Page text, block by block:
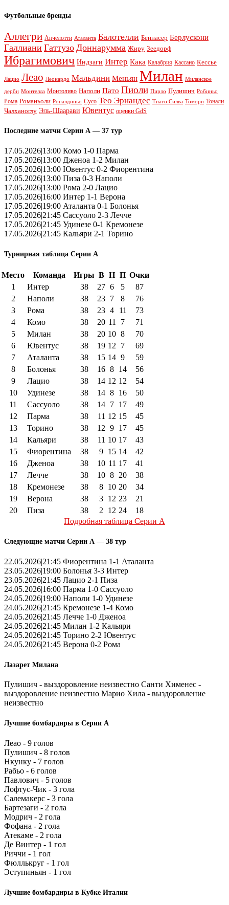
Футбольные бренды
Аллегри Анчелотти Аталанта Балотелли Беннасер Берлускони
Галлиани Гаттузо Доннарумма Жиру Зеедорф
Ибрагимович Индзаги Интер Кака Калабрия Кассано Кессье
Лацио Леао Леонардо Мальдини Меньян Милан Миланское
дерби Монтелла Монтоливо Наполи Пато Пиоли Пирло Пулишич Робиньо
Рома Романьоли Роналдиньо Сусо Тео Эрнандес Тиаго Силва Томори Тонали
Чалханоглу Эль-Шаарави Ювентус оценки GdS
Последние матчи Серии А — 37 тур
17.05.2026|13:00 Комо 1-0 Парма
17.05.2026|13:00 Дженоа 1-2 Милан
17.05.2026|13:00 Ювентус 0-2 Фиорентина
17.05.2026|13:00 Пиза 0-3 Наполи
17.05.2026|13:00 Рома 2-0 Лацио
17.05.2026|16:00 Интер 1-1 Верона
17.05.2026|19:00 Аталанта 0-1 Болонья
17.05.2026|21:45 Сассуоло 2-3 Лечче
17.05.2026|21:45 Удинезе 0-1 Кремонезе
17.05.2026|21:45 Кальяри 2-1 Торино
Турнирная таблица Серии А
Место Команда Игры В Н П Очки
1
Интер 38 27 6 5
87
2
Наполи 38 23 7 8
76
3
Рома 38 23 4 11
73
4
Комо 38 20 11 7
71
5
Милан 38 20 10 8
70
6
Ювентус 38 19 12 7
69
7
Аталанта 38 15 14 9
59
8
Болонья 38 16 8 14
56
9
Лацио 38 14 12 12
54
10
Удинезе 38 14 8 16
50
11
Сассуоло 38 14 7 17
49
12
Парма 38 11 12 15
45
13
Торино 38 12 9 17
45
14
Кальяри 38 11 10 17
43
15
Фиорентина 38 9 15 14
42
16
Дженоа 38 10 11 17
41
17
Лечче 38 10 8 20
38
18
Кремонезе 38 8 10 20
34
19
Верона 38 3 12 23
21
20
Пиза 38 2 12 24
18
Подробная таблица Серии А
Следующие матчи Серии А — 38 тур
22.05.2026|21:45 Фиорентина 1-1 Аталанта
23.05.2026|19:00 Болонья 3-3 Интер
23.05.2026|21:45 Лацио 2-1 Пиза
24.05.2026|16:00 Парма 1-0 Сассуоло
24.05.2026|19:00 Наполи 1-0 Удинезе
24.05.2026|21:45 Кремонезе 1-4 Комо
24.05.2026|21:45 Лечче 1-0 Дженоа
24.05.2026|21:45 Милан 1-2 Кальяри
24.05.2026|21:45 Торино 2-2 Ювентус
24.05.2026|21:45 Верона 0-2 Рома
Лазарет Милана
Пулишич - выздоровление неизвестно Санти Хименес -
выздоровление неизвестно Марио Хила - выздоровление
неизвестно
Лучшие бомбардиры в Серии А
Леао - 9 голов
Пулишич - 8 голов
Нкунку - 7 голов
Рабьо - 6 голов
Павлович - 5 голов
Лофтус-Чик - 3 гола
Салемакерс - 3 гола
Бартезаги - 2 гола
Модрич - 2 гола
Фофана - 2 гола
Атекаме - 2 гола
Де Винтер - 1 гол
Риччи - 1 гол
Фюллькруг - 1 гол
Эступиньян - 1 гол
Лучшие бомбардиры в Кубке Италии